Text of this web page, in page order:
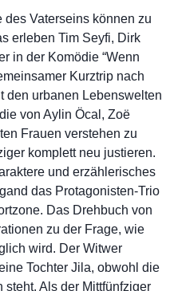
Vaterseins können zu
erleben Tim Seyfi, Dirk
in der Komödie “Wenn
Kurztrip nach
den urbanen Lebenswelten
von Aylin Öcal, Zoë
Frauen verstehen zu
komplett neu justieren.
und erzählerisches
das Protagonisten-Trio
Das Drehbuch von
zu der Frage, wie
wird. Der Witwer
Tochter Jila, obwohl die
Als der Mittfünfziger